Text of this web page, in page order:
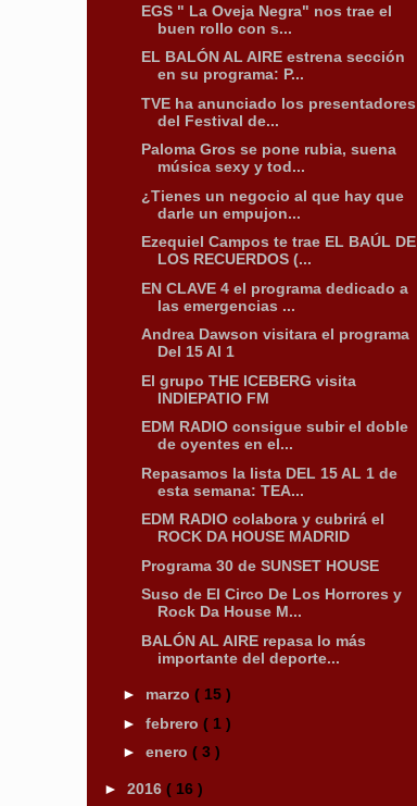
EGS " La Oveja Negra" nos trae el
buen rollo con s...
EL BALÓN AL AIRE estrena sección
en su programa: P...
TVE ha anunciado los presentadores
del Festival de...
Paloma Gros se pone rubia, suena
música sexy y tod...
¿Tienes un negocio al que hay que
darle un empujon...
Ezequiel Campos te trae EL BAÚL DE
LOS RECUERDOS (...
EN CLAVE 4 el programa dedicado a
las emergencias ...
Andrea Dawson visitara el programa
Del 15 Al 1
El grupo THE ICEBERG visita
INDIEPATIO FM
EDM RADIO consigue subir el doble
de oyentes en el...
Repasamos la lista DEL 15 AL 1 de
esta semana: TEA...
EDM RADIO colabora y cubrirá el
ROCK DA HOUSE MADRID
Programa 30 de SUNSET HOUSE
Suso de El Circo De Los Horrores y
Rock Da House M...
BALÓN AL AIRE repasa lo más
importante del deporte...
► marzo ( 15 )
► febrero ( 1 )
► enero ( 3 )
► 2016 ( 16 )